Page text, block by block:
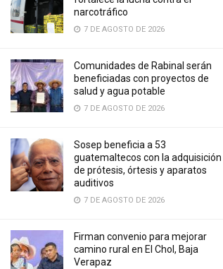
narcotráfico
7 DE AGOSTO DE 2026
Comunidades de Rabinal serán
beneficiadas con proyectos de
salud y agua potable
7 DE AGOSTO DE 2026
Sosep beneficia a 53
guatemaltecos con la adquisición
de prótesis, órtesis y aparatos
auditivos
7 DE AGOSTO DE 2026
Firman convenio para mejorar
camino rural en El Chol, Baja
Verapaz